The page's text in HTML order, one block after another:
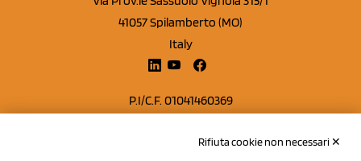
41057 Spilamberto (MO)
Italy
P.I/C.F. 01041460369
Capitale sociale Euro 50.000,00 i.v.Rifiuta cookie non necessari ✕